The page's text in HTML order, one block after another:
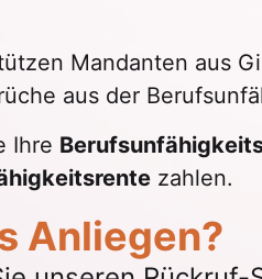
Mandanten aus
aus der
Ihre
zahlen.
Anliegen?